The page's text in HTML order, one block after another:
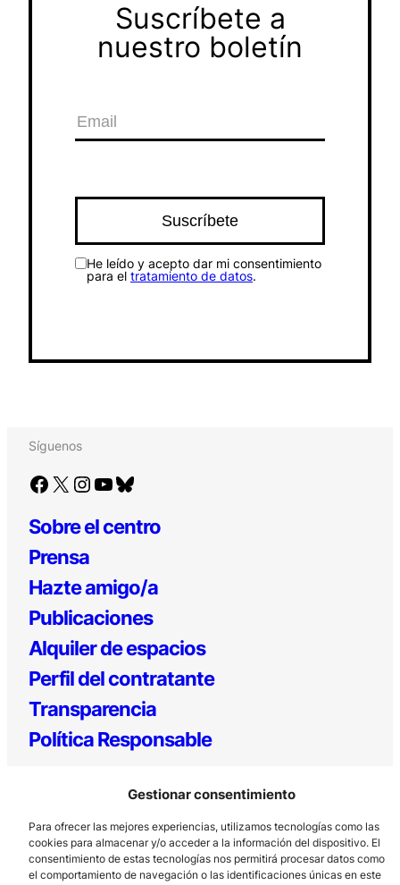
Gestionar consentimiento
Para ofrecer las mejores experiencias, utilizamos tecnologías como las
cookies para almacenar y/o acceder a la información del dispositivo. El
consentimiento de estas tecnologías nos permitirá procesar datos como
el comportamiento de navegación o las identificaciones únicas en este
Suscríbete a
nuestro boletín
He leído y acepto dar mi consentimiento
para el tratamiento de datos.
Síguenos
Facebook X Instagram YouTube Bluesky
Sobre el centro
Prensa
Hazte amigo/a
Publicaciones
Alquiler de espacios
Perfil del contratante
Transparencia
Política Responsable